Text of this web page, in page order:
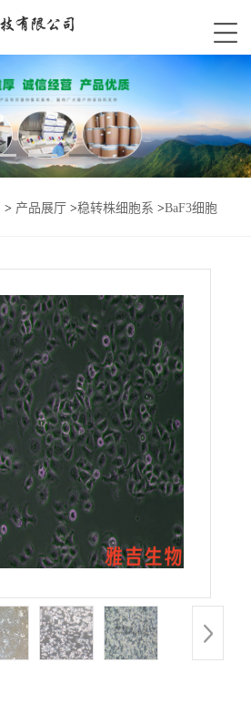
> 产品展厅 >稳转株细胞系 >BaF3细胞